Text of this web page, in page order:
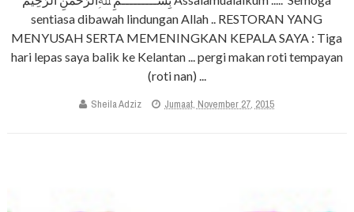
sentiasa dibawah lindungan Allah .. RESTORAN YANG
MENYUSAH SERTA MEMENINGKAN KEPALA SAYA : Tiga
hari lepas saya balik ke Kelantan ... pergi makan roti tempayan
(roti nan) ...
Sheila Adziz Jumaat, November 27, 2015